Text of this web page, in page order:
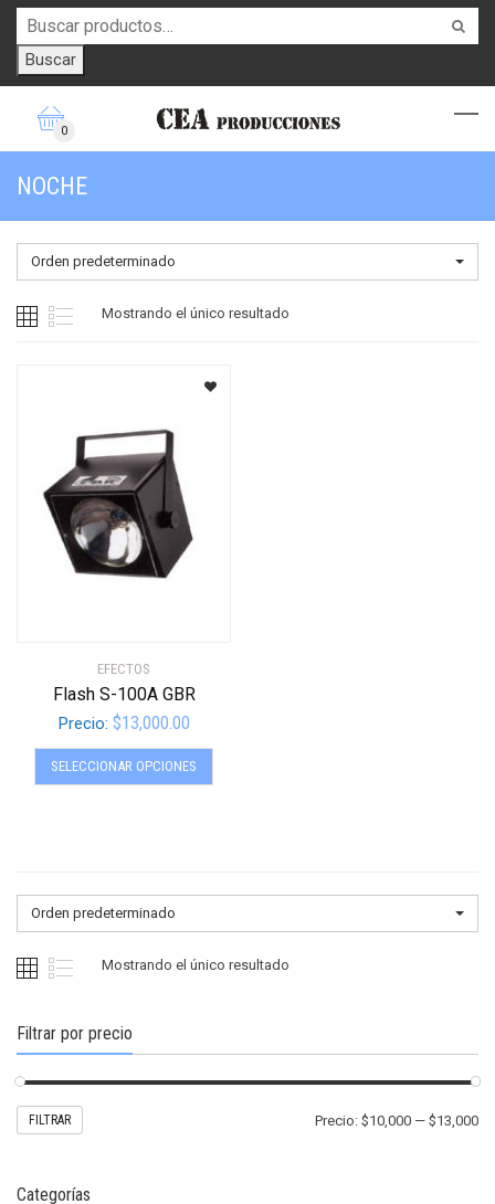
Buscar
0
NOCHE
Orden predeterminado
Mostrando el único resultado
EFECTOS
Flash S-100A GBR
Precio: $13,000.00
SELECCIONAR OPCIONES
Este
opciones
página
de
Orden predeterminado
Mostrando el único resultado
Filtrar por precio
FILTRAR Precio: $10,000 — $13,000
Categorías